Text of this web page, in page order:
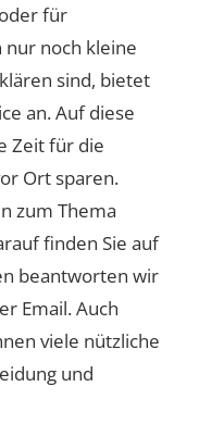
für
nur noch kleine
sind, bietet
an. Auf diese
Zeit für die
Ort sparen.
zum Thema
finden Sie auf
beantworten wir
Email. Auch
viele nützliche
und